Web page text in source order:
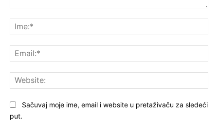
Sačuvaj moje ime, email i website u pretaživaču za sledeći
put.